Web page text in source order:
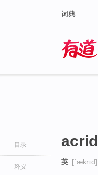
词典
目录
释义
acrid
英 [ˈækrɪd]